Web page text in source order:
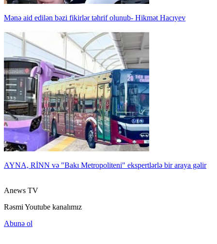
Mənə aid edilən bəzi fikirlər təhrif olunub- Hikmət Hacıyev
AYNA, RİNN və "Bakı Metropoliteni" ekspertlərlə bir araya gəlir
Anews TV
Rəsmi Youtube kanalımız
Abunə ol